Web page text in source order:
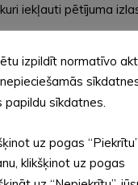
iekļauti pētījuma
zemākās
kontaktinformāciju:
dalībnieks veic
izpildīt normatīvo
sīkdatnes.
uz pogas “Piekrītu”
klikšķinot uz pogas